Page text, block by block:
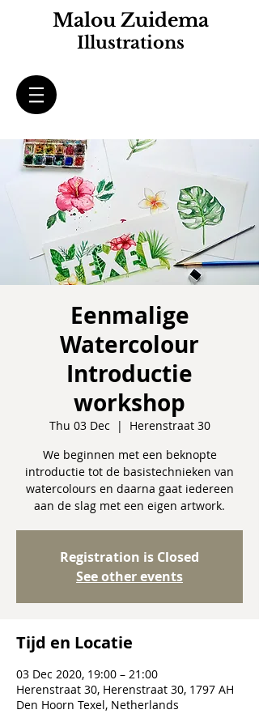
Malou Zuidema
Illustrations
Eenmalige
Watercolour
Introductie
workshop
Thu 03 Dec
  |
Herenstraat 30
We beginnen met een beknopte
introductie tot de basistechnieken van
watercolours en daarna gaat iedereen
aan de slag met een eigen artwork.
Registration is Closed
See other events
Tijd en Locatie
03 Dec 2020, 19:00 – 21:00
Herenstraat 30, Herenstraat 30, 1797 AH
Den Hoorn Texel, Netherlands